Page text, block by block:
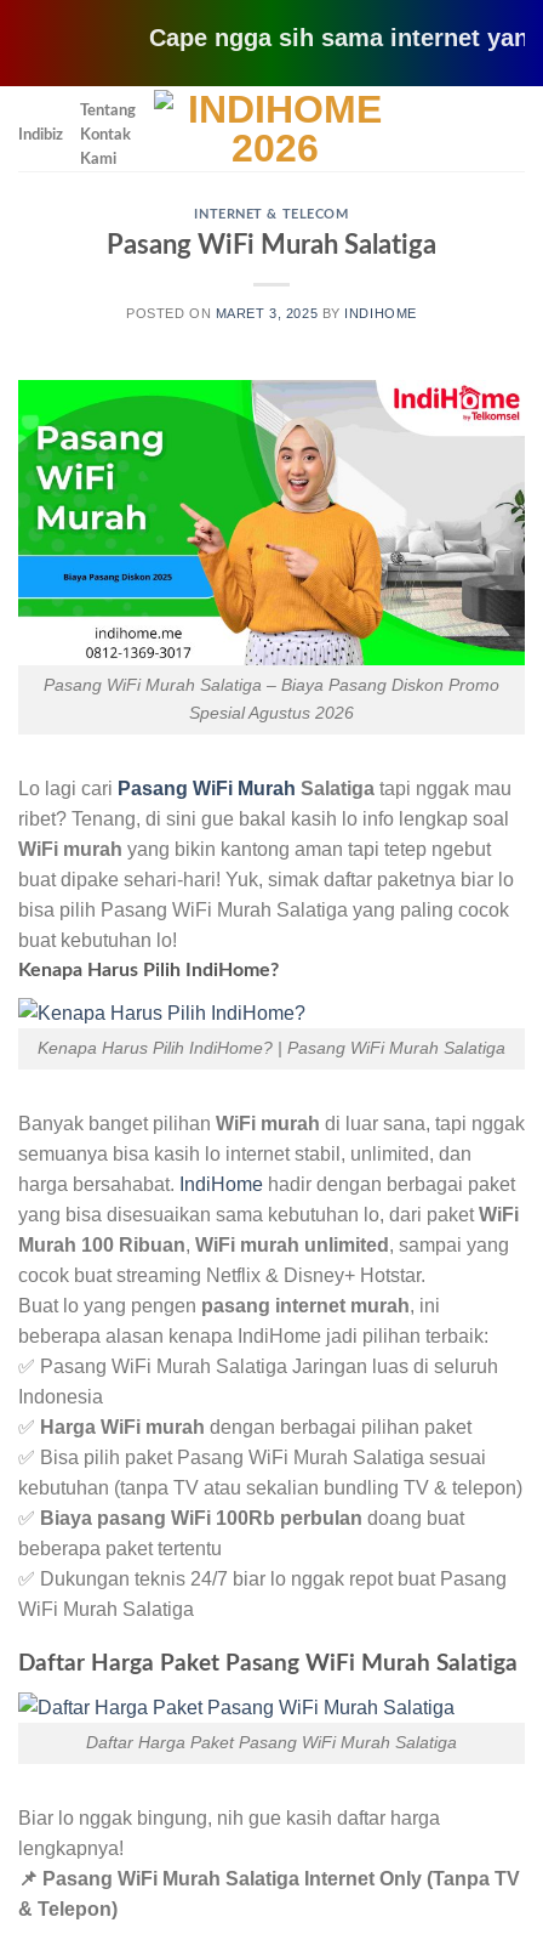
Cape ngga sih sama internet yang
Indibiz
Tentang
Kontak
Kami
INTERNET & TELECOM
Pasang WiFi Murah Salatiga
POSTED ON MARET 3, 2025 BY INDIHOME
Pasang WiFi Murah Salatiga – Biaya Pasang Diskon Promo
Spesial Agustus 2026
Lo lagi cari Pasang WiFi Murah Salatiga tapi nggak mau
ribet? Tenang, di sini gue bakal kasih lo info lengkap soal
WiFi murah yang bikin kantong aman tapi tetep ngebut
buat dipake sehari-hari! Yuk, simak daftar paketnya biar lo
bisa pilih Pasang WiFi Murah Salatiga yang paling cocok
buat kebutuhan lo!
Kenapa Harus Pilih IndiHome?
Kenapa Harus Pilih IndiHome? | Pasang WiFi Murah Salatiga
Banyak banget pilihan WiFi murah di luar sana, tapi nggak
semuanya bisa kasih lo internet stabil, unlimited, dan
harga bersahabat. IndiHome hadir dengan berbagai paket
yang bisa disesuaikan sama kebutuhan lo, dari paketWiFi
Murah 100 Ribuan, WiFi murah unlimited , sampai yang
cocok buat streaming Netflix & Disney+ Hotstar.
Buat lo yang pengen pasang internet murah, ini
beberapa alasan kenapa IndiHome jadi pilihan terbaik:
✅ Pasang WiFi Murah Salatiga Jaringan luas di seluruh
Indonesia
✅ Harga WiFi murah dengan berbagai pilihan paket
✅ Bisa pilih paket Pasang WiFi Murah Salatiga sesuai
kebutuhan (tanpa TV atau sekalian bundling TV & telepon)
✅ Biaya pasang WiFi 100Rb perbulan doang buat
beberapa paket tertentu
✅ Dukungan teknis 24/7 biar lo nggak repot buat Pasang
WiFi Murah Salatiga
Daftar Harga Paket Pasang WiFi Murah Salatiga
Daftar Harga Paket Pasang WiFi Murah Salatiga
Biar lo nggak bingung, nih gue kasih daftar harga
lengkapnya!
📌 Pasang WiFi Murah Salatiga Internet Only (Tanpa TV
& Telepon)